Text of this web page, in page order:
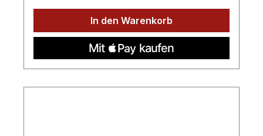
In den Warenkorb